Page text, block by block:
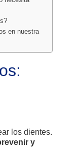
en nuestra
los dientes.
y